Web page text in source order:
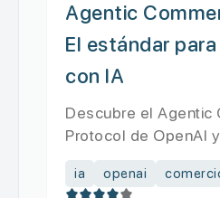
Agentic
El estándar
con IA
Descubre el Agentic
Protocol de OpenAI
di...
ia openai